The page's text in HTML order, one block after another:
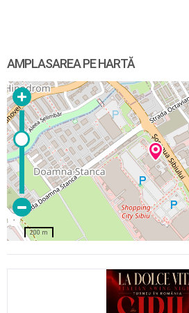
AMPLASAREA PE HARTĂ
200 m